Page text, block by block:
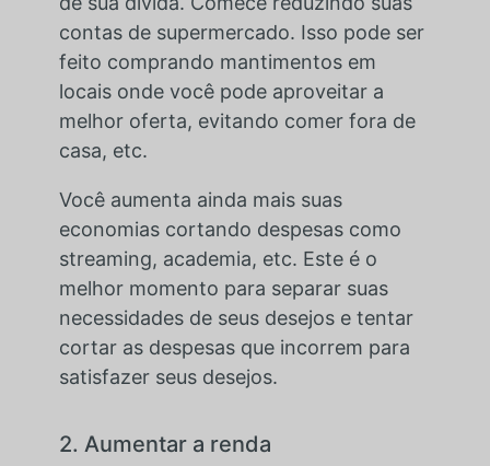
contas de supermercado. Isso pode ser
feito comprando mantimentos em
locais onde você pode aproveitar a
melhor oferta, evitando comer fora de
casa, etc.
Você aumenta ainda mais suas
economias cortando despesas como
streaming, academia, etc. Este é o
melhor momento para separar suas
necessidades de seus desejos e tentar
cortar as despesas que incorrem para
satisfazer seus desejos.
2. Aumentar a renda